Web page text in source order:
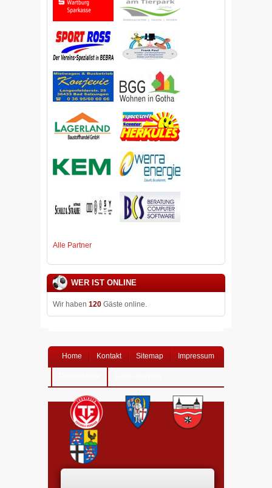
Alle Partner
WER IST ONLINE
Wir haben 120 Gäste online.
Home Kontakt Sitemap Impressum